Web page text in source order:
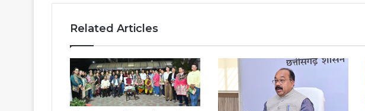
Related Articles